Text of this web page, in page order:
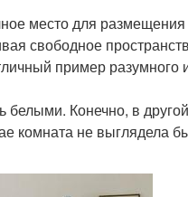
место для
свободное
пример разумного
Конечно, в
комната не выглядела